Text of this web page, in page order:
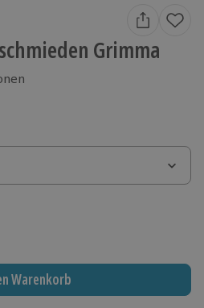
Grimma
Warenkorb